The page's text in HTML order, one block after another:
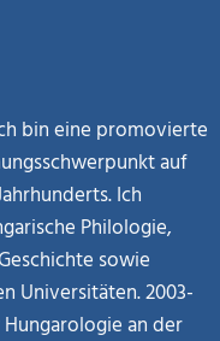
bin eine promovierte
auf
Ich
Philologie,
sowie
Universitäten. 2003-
an der